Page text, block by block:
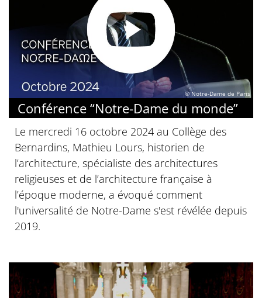
© Notre-Dame de Paris
Conférence “Notre-Dame du monde”
Le mercredi 16 octobre 2024 au Collège des
Bernardins, Mathieu Lours, historien de
l’architecture, spécialiste des architectures
religieuses et de l’architecture française à
l’époque moderne, a évoqué comment
l'universalité de Notre-Dame s'est révélée depuis
2019.